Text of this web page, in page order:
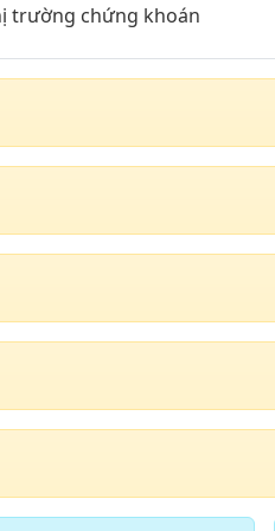
trường chứng khoán
từ thường dùng phần 2
từ thường dùng phần 8